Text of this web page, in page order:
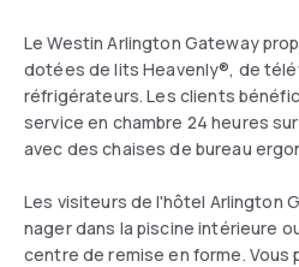
Le Westin Arlington Gateway
dotées de lits Heavenly®, de
réfrigérateurs. Les clients
service en chambre 24 heures
avec des chaises de bureau
Les visiteurs de l'hôtel Arlington
nager dans la piscine intérieure
centre de remise en forme.